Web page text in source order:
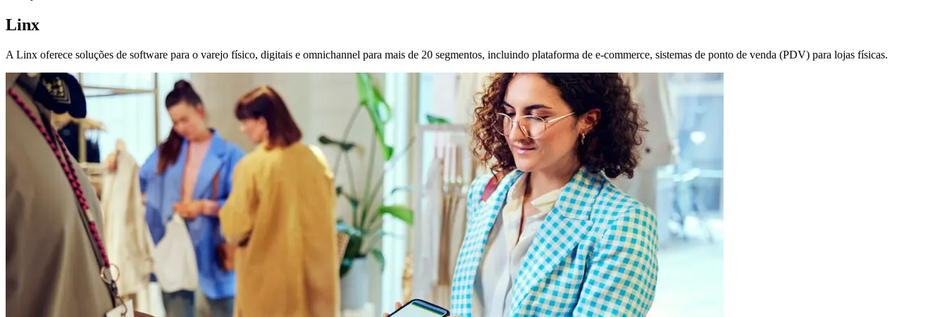
Linx
A Linx oferece soluções de software para o varejo físico, digitais e omnichannel para mais de 20 segmentos, incluindo plataforma de e-commerce, sistemas de ponto de venda (PDV) para lojas físicas.